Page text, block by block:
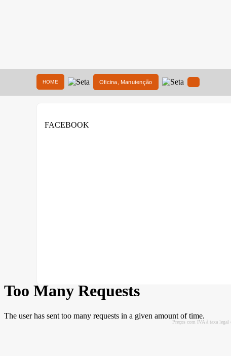
HOME Oficina, Manutenção
FACEBOOK
Preços com IVA à taxa